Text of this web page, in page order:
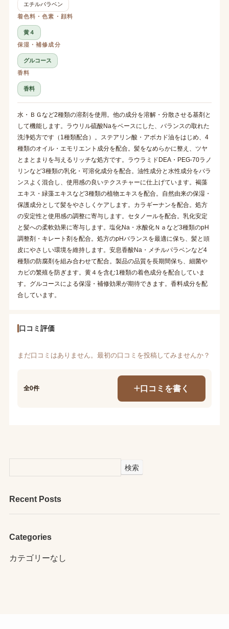
エチルパラベン
着色料・色素・顔料
黄４
保湿・補修成分
グルコース
香料
香料
水・ＢＧなど2種類の溶剤を使用。他の成分を溶解・分散させる基剤と
して機能します。ラウリル硫酸Naをベースにした、バランスの取れた
洗浄処方です（1種類配合）。ステアリン酸・アボカド油をはじめ、4
種類のオイル・エモリエント成分を配合。髪をなめらかに整え、ツヤ
とまとまりを与えるリッチな処方です。ラウラミドDEA・PEG-70ラノ
リンなど3種類の乳化・可溶化成分を配合。油性成分と水性成分をバラ
ンスよく混合し、使用感の良いテクスチャーに仕上げています。褐藻
エキス・緑藻エキスなど3種類の植物エキスを配合。自然由来の保湿・
保護成分として髪をやさしくケアします。カラギーナンを配合。処方
の安定性と使用感の調整に寄与します。セタノールを配合。乳化安定
と髪への柔軟効果に寄与します。塩化Na・水酸化Ｎａなど3種類のpH
調整剤・キレート剤を配合。処方のpHバランスを最適に保ち、髪と頭
皮にやさしい環境を維持します。安息香酸Na・メチルパラベンなど4
種類の防腐剤を組み合わせて配合。製品の品質を長期間保ち、細菌や
カビの繁殖を防ぎます。黄４を含む1種類の着色成分を配合していま
す。グルコースによる保湿・補修効果が期待できます。香料成分を配
合しています。
口コミ評価
まだ口コミはありません。最初の口コミを投稿してみませんか？
全0件 口コミを書く
検索
Recent Posts
Categories
カテゴリーなし